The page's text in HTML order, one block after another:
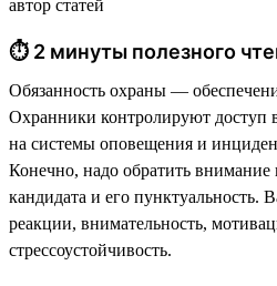
автор статей
⏱ 2 минуты полезного
Обязанность охраны —
Охранники контролируют доступ
на системы оповещения и
Конечно, надо обратить
кандидата и его пунктуальность.
реакции, внимательность,
стрессоустойчивость.